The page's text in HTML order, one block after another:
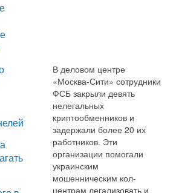
В деловом центре
«Москва-Сити» сотрудники
ФСБ закрыли девять
нелегальных
криптообменников и
задержали более 20 их
работников. Эти
организации помогали
украинским
мошенническим кол-
центрам легализовать и